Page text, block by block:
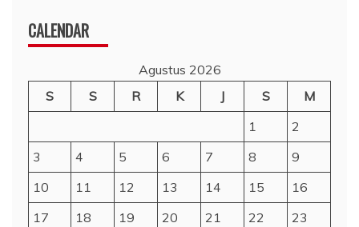
CALENDAR
Agustus 2026
S
S R K J S
M
1
2
3
4 5 6 7 8
9
10
11 12 13 14 15
16
17
18 19 20 21 22
23